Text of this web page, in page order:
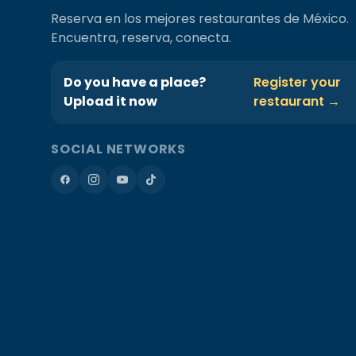
Reserva en los mejores restaurantes de México.
Encuentra, reserva, conecta.
Do you have a place?
Upload it now
Register your
restaurant →
SOCIAL NETWORKS